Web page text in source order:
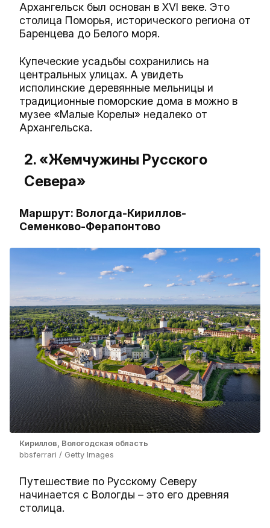
Архангельск был основан в XVI веке. Это
столица Поморья, исторического региона от
Баренцева до Белого моря.
Купеческие усадьбы сохранились на
центральных улицах. А увидеть
исполинские деревянные мельницы и
традиционные поморские дома в можно в
музее «Малые Корелы» недалеко от
Архангельска.
2. «Жемчужины Русского
Севера»
Маршрут: Вологда-Кириллов-
Семенково-Ферапонтово
Кириллов, Вологодская область
bbsferrari / Getty Images
Путешествие по Русскому Северу
начинается с Вологды – это его древняя
столица.